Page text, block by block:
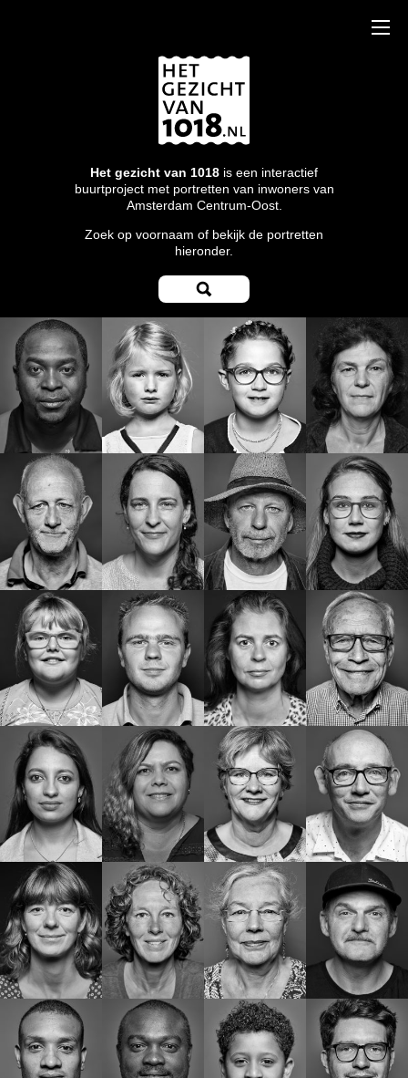
Het gezicht van 1018 is een interactief
buurtproject met portretten van inwoners van
Amsterdam Centrum-Oost.
Zoek op voornaam of bekijk de portretten
hieronder.